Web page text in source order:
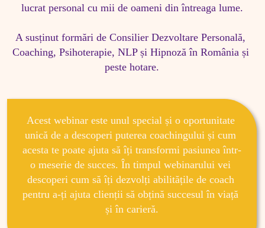
lucrat personal cu mii de oameni din întreaga lume.
A susținut formări de Consilier Dezvoltare Personală,
Coaching, Psihoterapie, NLP și Hipnoză în România și
Acest webinar este unul special și o oportunitate
unică de a descoperi puterea coachingului și cum
acesta te poate ajuta să îți transformi pasiunea într-
o meserie de succes. În timpul webinarului vei
descoperi cum să îți dezvolți abilitățile de coach
pentru a-ți ajuta clienții să obțină succesul în viață
și în carieră.